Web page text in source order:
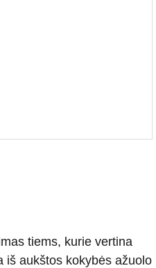
tiems, kurie vertina
iš aukštos kokybės ažuolo